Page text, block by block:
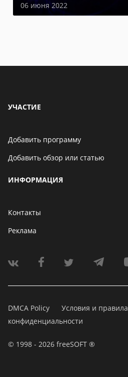
06 июня 2022
УЧАСТИЕ
Добавить программу
Добавить обзор или статью
ИНФОРМАЦИЯ
Контакты
Реклама
DMCA Policy Условия и правила
конфиденциальности
© 1998 - 2026 freeSOFT ®